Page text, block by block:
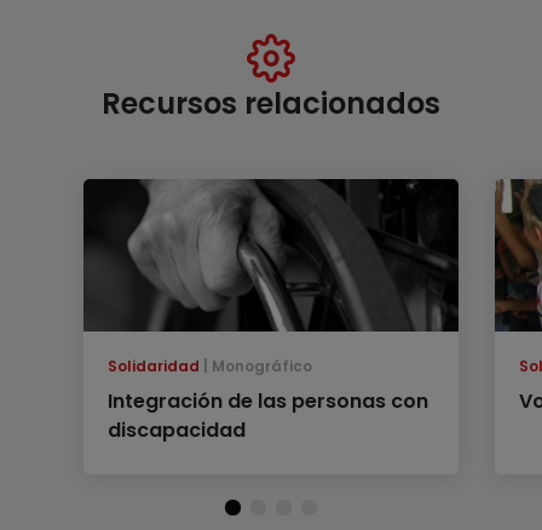
Recursos relacionados
Solidaridad Monográfico
Integración de las personas con
discapacidad